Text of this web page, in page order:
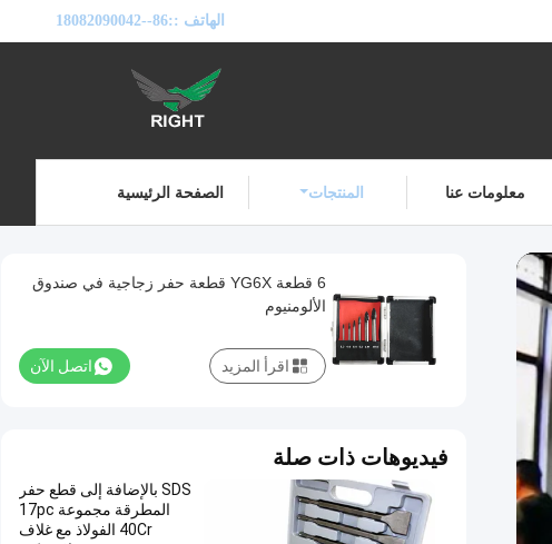
الهاتف ::86--18082090042
الصفحة الرئيسية المنتجات معلومات عنا
6 قطعة YG6X قطعة حفر زجاجية في صندوق
الألومنيوم
اتصل الآن اقرأ المزيد
فيديوهات ذات صلة
SDS بالإضافة إلى قطع حفر
المطرقة مجموعة 17pc
40Cr الفولاذ مع غلاف